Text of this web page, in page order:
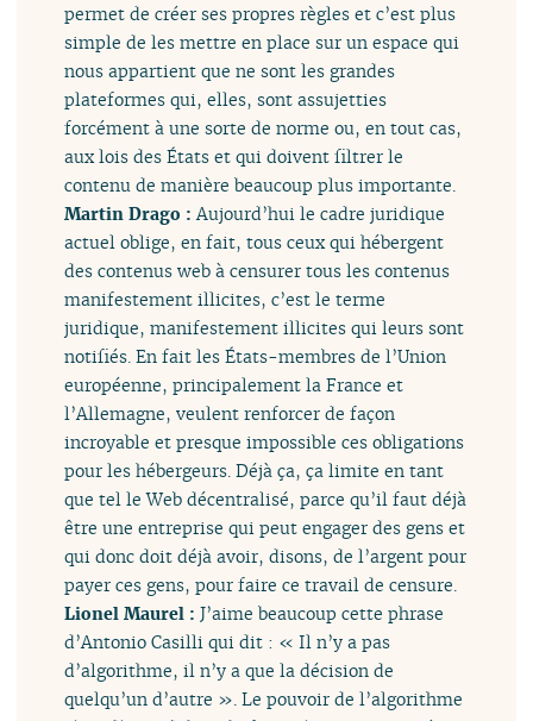
permet de créer ses propres règles et c’est plus
simple de les mettre en place sur un espace qui
nous appartient que ne sont les grandes
plateformes qui, elles, sont assujetties
forcément à une sorte de norme ou, en tout cas,
aux lois des États et qui doivent filtrer le
contenu de manière beaucoup plus importante.
Martin Drago :Aujourd’hui le cadre juridique
actuel oblige, en fait, tous ceux qui hébergent
des contenus web à censurer tous les contenus
manifestement illicites, c’est le terme
juridique, manifestement illicites qui leurs sont
notifiés. En fait les États-membres de l’Union
européenne, principalement la France et
l’Allemagne, veulent renforcer de façon
incroyable et presque impossible ces obligations
pour les hébergeurs. Déjà ça, ça limite en tant
que tel le Web décentralisé, parce qu’il faut déjà
être une entreprise qui peut engager des gens et
qui donc doit déjà avoir, disons, de l’argent pour
payer ces gens, pour faire ce travail de censure.
Lionel Maurel :J’aime beaucoup cette phrase
d’Antonio Casilli qui dit : « Il n’y a pas
d’algorithme, il n’y a que la décision de
quelqu’un d’autre ». Le pouvoir de l’algorithme